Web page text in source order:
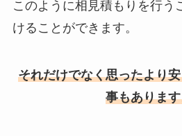
このように相見積もりを行う
けることができます。
それだけでなく思ったより
事もありま